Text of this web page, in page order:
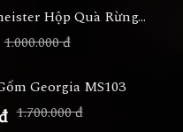
Hộp Quà Rừng...
1.000.000 đ
Georgia MS103
1.700.000 đ